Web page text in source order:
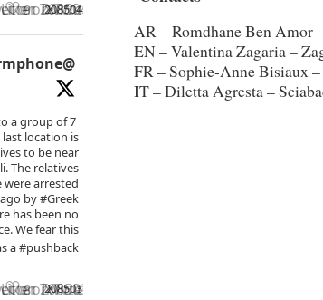
AR – Romdhane Ben Amor
EN – Valentina Zagaria –
FR – Sophie-Anne Bisiaux
IT – Diletta Agresta –
2085042371574534269
on Twitter 2085042371574534269
Like on Twitter 2085042371574534269
9 X
2085042371574534269
@alarmphone
a group of 7
location is
to be near
. The relatives
arrested
by#Greek
has been no
We fear this
a#pushback
2085038255800566206
on Twitter 2085038255800566206
Like on Twitter 2085038255800566206
8 X
2085038255800566206